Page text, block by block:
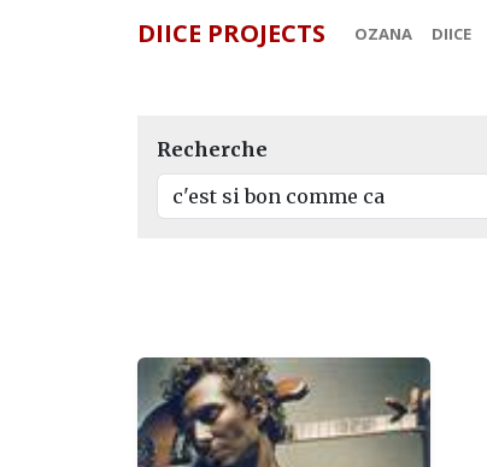
DIICE PROJECTS OZANA DIICE
Recherche